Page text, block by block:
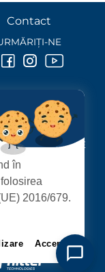
SATU MARE
Contact
NE
în
2016/679.
Accept